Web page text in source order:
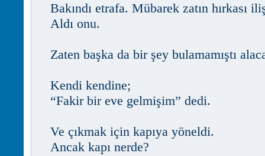
Bakındı etrafa. Mübarek zatın hırkası
Aldı onu.
Zaten başka da bir şey bulamamıştı
Kendi kendine;
“Fakir bir eve gelmişim” dedi.
Ve çıkmak için kapıya yöneldi.
Ancak kapı nerde?